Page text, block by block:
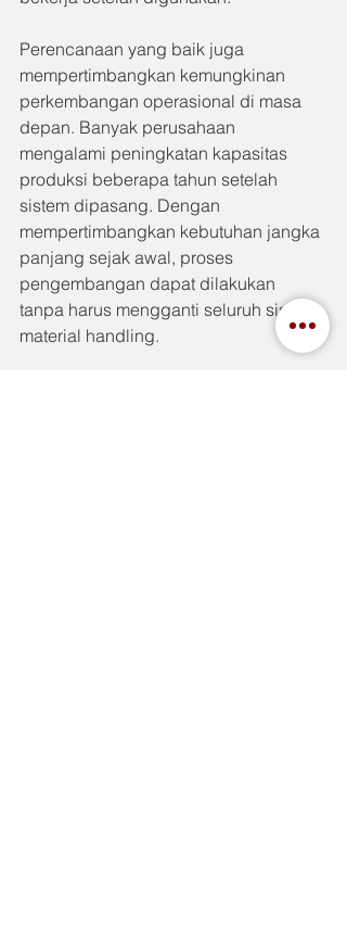
Perencanaan yang baik juga
mempertimbangkan kemungkinan
perkembangan operasional di masa
depan. Banyak perusahaan
mengalami peningkatan kapasitas
produksi beberapa tahun setelah
sistem dipasang. Dengan
mempertimbangkan kebutuhan jangka
panjang sejak awal, proses
pengembangan dapat dilakukan
tanpa harus mengganti seluruh sistem
material handling.